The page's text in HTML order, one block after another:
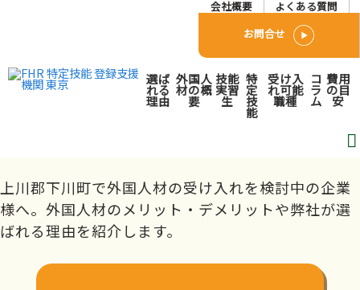
会社概要
よくある質問
お問合せ
選ば
れる
理由
外国人
材の概
要
技能
実習
生
特
定
技
能
受け入
れ可能
職種
コ
ラ
ム
費用
の目
安
上川郡下川町で外国人人材
派遣･紹介会社をお探しの
北海道
上川郡下川町で外国人材の受け入れを検討中の企業
様へ。外国人材のメリット・デメリットや弊社が選
ばれる理由を紹介します。